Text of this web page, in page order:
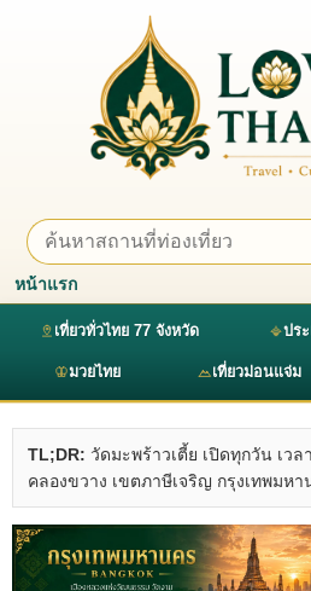
หน้าแรก
เที่ยวทั่วไทย 77 จังหวัด ปร
มวยไทย เที่ยวม่อนแจ่ม
TL;DR: วัดมะพร้าวเตี้ย เปิดทุกวัน เว
คลองขวาง เขตภาษีเจริญ กรุงเทพมหา